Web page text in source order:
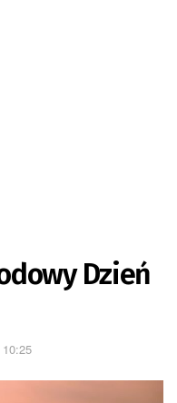
Dzień